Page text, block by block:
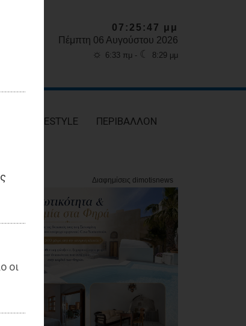
οι
07:25:48 μμ
Πέμπτη 06 Αυγούστου 2026
☼ 6:33 πμ - ☾ 8:29 μμ
LIFESTYLE ΠΕΡΙΒΑΛΛΟΝ